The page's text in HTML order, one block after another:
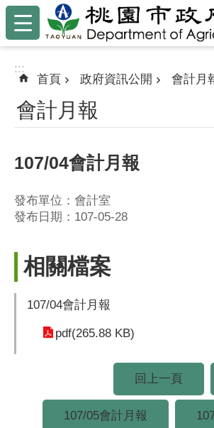
跳到主要內容區塊
:::
:::
首頁 政府資訊公開 會計月
會計月報
107/04會計月報
發布單位：會計室
發布日期：107-05-28
相關檔案
107/04會計月報
pdf(265.88 KB)
回上一頁
107/05會計月報